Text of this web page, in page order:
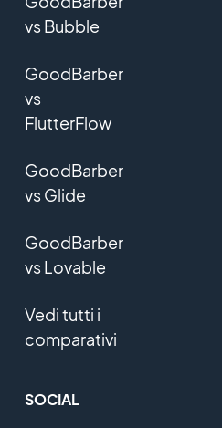
vs Bubble
GoodBarber
vs
FlutterFlow
GoodBarber
vs Glide
GoodBarber
vs Lovable
Vedi tutti i
comparativi
SOCIAL